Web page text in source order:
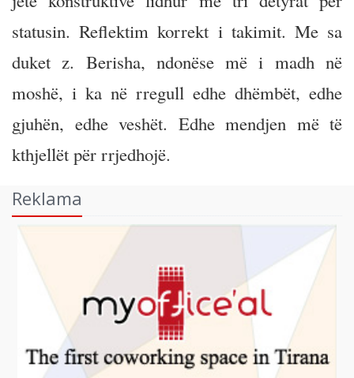
statusin. Reflektim korrekt i takimit. Me sa
duket z. Berisha, ndonëse më i madh në
moshë, i ka në rregull edhe dhëmbët, edhe
gjuhën, edhe veshët. Edhe mendjen më të
kthjellët për rrjedhojë.
Reklama